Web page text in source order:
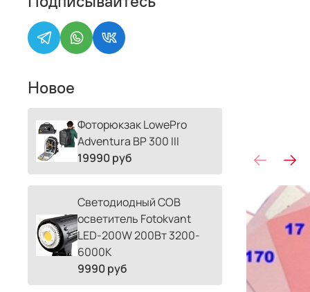
Новое
Фоторюкзак LowePro
Adventura BP 300 III
19990 руб
Светодиодный COB
осветитель Fotokvant
LED-200W 200Вт 3200-
6000К
9990 руб